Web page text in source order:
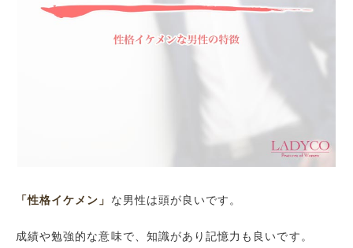
「性格イケメン」 な男性は頭が良いです。
成績や勉強的な意味で、知識があり記憶力も良いです。